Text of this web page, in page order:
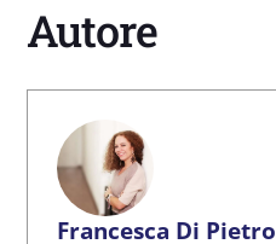
Autore
Francesca Di Pietro